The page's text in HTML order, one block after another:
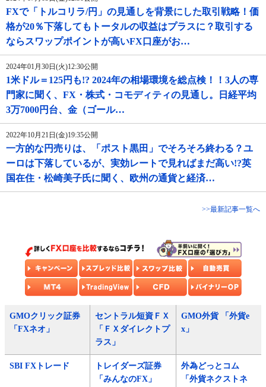
FXで「トルコリラ/円」の見通しを背景にした取引戦略！価
格が20％下落してもトータルの収益はプラスに？取引する
ならスワップポイントが高いFX口座がお…
2024年01月30日(火)12:30公開
1米ドル＝125円も!? 2024年の相場環境を総点検！！3人の専
門家に聞く、FX・株式・コモディティの見通し。日経平均
3万7000円台、金（ゴール…
2022年10月21日(金)19:35公開
一方的な円売りは、「ポスト黒田」でそろそろ終わる？ユ
ーロは下落しているが、実効レートで見ればまだ高い!?英
国在住・松崎美子氏に聞く、欧州の通貨と経済…
>>最新記事一覧へ
GMOクリック証券
「FXネオ」
セントラル短資ＦＸ
「ＦＸダイレクトプ
ラス」
GMO外貨 「外貨e
x」
SBI FXトレード
トレイダーズ証券
「みんなのFX」
外為どっとコム
「外貨ネクストネ